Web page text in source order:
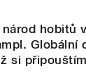
národ hobitů
Globální
si